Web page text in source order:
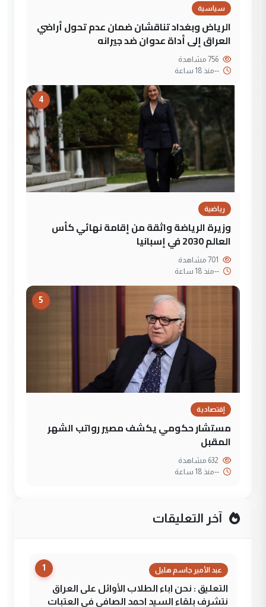
سياسية
الرياض وبغداد تناقشان ضمان عدم تحول أراضي
العراق إلى أداة عدوان ضد جيرانه
--منذ 18 ساعة
4
رياضية
وزيرة الرياضة واثقة من إقامة نهائي كأس
العالم 2030 في إسبانيا
--منذ 18 ساعة
5
إقتصادية
مستشار حكومي يكشف مصير رواتب الشهر
المقبل
--منذ 18 ساعة
آخر التعليقات
1 عبد الأمير جاسم هليل
التعليق : نحن اباء الطلاب الأوائل على العراق
نتشرف بلقاء السيد احمد الصافي في العتبات